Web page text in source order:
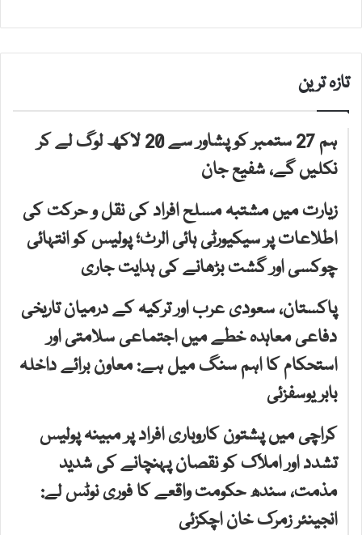
تازہ ترین
ہم 27 ستمبر کو پشاور سے 20 لاکھ لوگ لے کر
نکلیں گے، شفیع جان
زیارت میں مشتبہ مسلح افراد کی نقل و حرکت کی
اطلاعات پر سیکیورٹی ہائی الرٹ؛ پولیس کو انتہائی
چوکسی اور گشت بڑھانے کی ہدایت جاری
پاکستان، سعودی عرب اور ترکیہ کے درمیان تاریخی
دفاعی معاہدہ خطے میں اجتماعی سلامتی اور
استحکام کا اہم سنگ میل ہے: معاون برائے داخلہ
بابر یوسفزئی
کراچی میں پشتون کاروباری افراد پر مبینہ پولیس
تشدد اور املاک کو نقصان پہنچانے کی شدید
مذمت، سندھ حکومت واقعے کا فوری نوٹس لے:
انجینئر زمرک خان اچکزئی